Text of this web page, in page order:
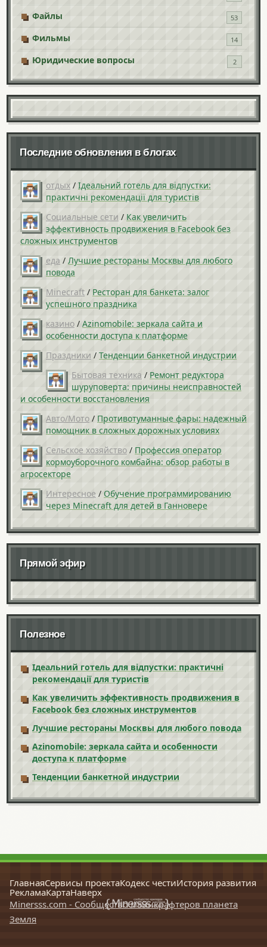
Файлы 53
Фильмы 14
Юридические вопросы 2
Последние обновления в блогах
отдых / Ідеальний готель для відпустки:
практичні рекомендації для туристів
Социальные сети / Как увеличить
эффективность продвижения в Facebook без
сложных инструментов
еда / Лучшие рестораны Москвы для любого
повода
Minecraft / Ресторан для банкета: залог
успешного праздника
казино / Azinomobile: зеркала сайта и
особенности доступа к платформе
Праздники / Тенденции банкетной индустрии
Бытовая техника / Ремонт редуктора
шуруповерта: причины неисправностей
и особенности восстановления
Авто/Мото / Противотуманные фары: надежный
помощник в сложных дорожных условиях
Сельское хозяйство / Профессия оператор
кормоуборочного комбайна: обзор работы в
агросекторе
Интересное / Обучение программированию
через Minecraft для детей в Ганновере
Прямой эфир
Полезное
Ідеальний готель для відпустки: практичні
рекомендації для туристів
Как увеличить эффективность продвижения в
Facebook без сложных инструментов
Лучшие рестораны Москвы для любого повода
Azinomobile: зеркала сайта и особенности
доступа к платформе
Тенденции банкетной индустрии
ГлавнаяСервисы проектаКодекс честиИстория развития
РекламаКартаНаверх
Minersss.com - Сообщество майнкрафтеров планета
Земля